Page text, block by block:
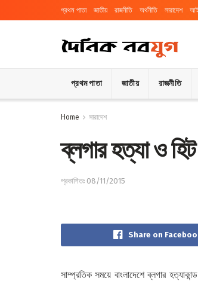
প্রথম পাতা জাতীয় রাজনীতি অর্থনীতি সারাদেশ
প্রথম পাতা জাতীয় রাজনীতি
Home সারাদেশ
ব্লগার হত্যা ও
প্রকাশিতঃ 08/11/2015
Share on
সাম্প্রতিক সময়ে বাংলাদেশে ব্লগার